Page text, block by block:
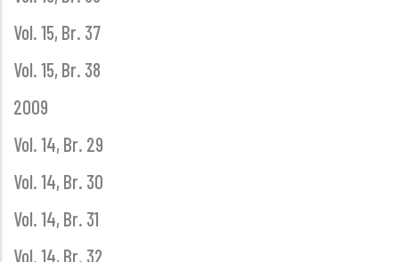
Vol. 15, Br. 37
Vol. 15, Br. 38
2009
Vol. 14, Br. 29
Vol. 14, Br. 30
Vol. 14, Br. 31
Vol. 14, Br. 32